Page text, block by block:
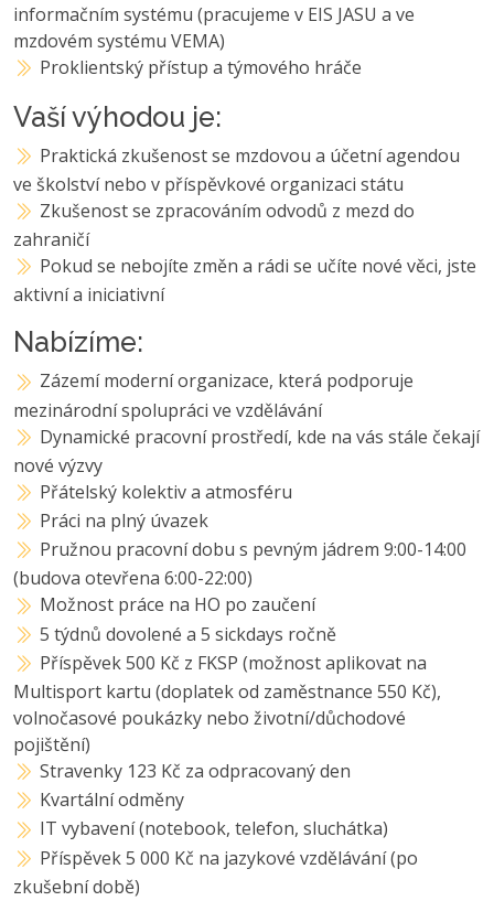
informačním systému (pracujeme v EIS JASU a ve
mzdovém systému VEMA)
Proklientský přístup a týmového hráče
Vaší výhodou je:
Praktická zkušenost se mzdovou a účetní agendou
ve školství nebo v příspěvkové organizaci státu
Zkušenost se zpracováním odvodů z mezd do
zahraničí
Pokud se nebojíte změn a rádi se učíte nové věci, jste
aktivní a iniciativní
Nabízíme:
Zázemí moderní organizace, která podporuje
mezinárodní spolupráci ve vzdělávání
Dynamické pracovní prostředí, kde na vás stále čekají
nové výzvy
Přátelský kolektiv a atmosféru
Práci na plný úvazek
Pružnou pracovní dobu s pevným jádrem 9:00-14:00
(budova otevřena 6:00-22:00)
Možnost práce na HO po zaučení
5 týdnů dovolené a 5 sickdays ročně
Příspěvek 500 Kč z FKSP (možnost aplikovat na
Multisport kartu (doplatek od zaměstnance 550 Kč),
volnočasové poukázky nebo životní/důchodové
pojištění)
Stravenky 123 Kč za odpracovaný den
Kvartální odměny
IT vybavení (notebook, telefon, sluchátka)
Příspěvek 5 000 Kč na jazykové vzdělávání (po
zkušební době)